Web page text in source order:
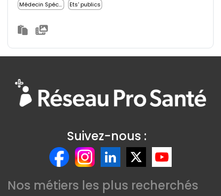
Médecin Spécialiste Ets' publics
Suivez-nous :
Nos métiers les plus recherchés